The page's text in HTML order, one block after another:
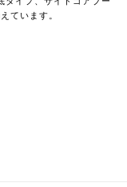
ています。